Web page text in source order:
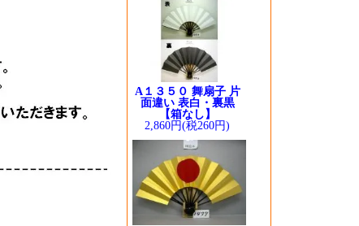
A１３５０ 舞扇子 片
面違い 表白・裏黒
【箱なし】
2,860円(税260円)